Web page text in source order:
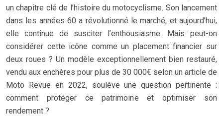
un chapitre clé de l’histoire du motocyclisme. Son lancement
dans les années 60 a révolutionné le marché, et aujourd’hui,
elle continue de susciter l’enthousiasme. Mais peut-on
considérer cette icône comme un placement financier sur
deux roues ? Un modèle exceptionnellement bien restauré,
vendu aux enchères pour plus de 30 000€ selon un article de
Moto Revue en 2022, soulève une question pertinente :
comment protéger ce patrimoine et optimiser son
rendement ?